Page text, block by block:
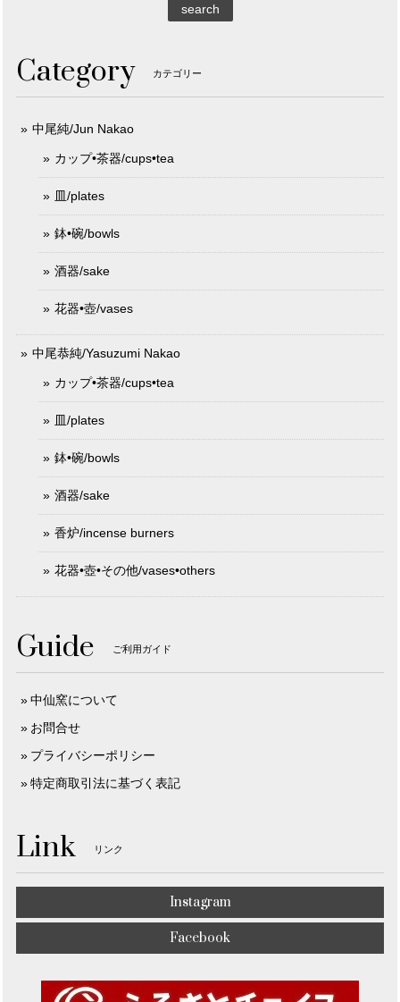
search
Category カテゴリー
中尾純/Jun Nakao
カップ•茶器/cups•tea
皿/plates
鉢•碗/bowls
酒器/sake
花器•壺/vases
中尾恭純/Yasuzumi Nakao
カップ•茶器/cups•tea
皿/plates
鉢•碗/bowls
酒器/sake
香炉/incense burners
花器•壺•その他/vases•others
Guide ご利用ガイド
中仙窯について
お問合せ
プライバシーポリシー
特定商取引法に基づく表記
Link リンク
Instagram
Facebook